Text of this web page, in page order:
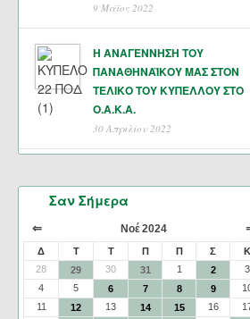
9 Μάϊος 2022
Η ΑΝΑΓΕΝΝΗΣΗ ΤΟΥ
ΠΑΝΑΘΗΝΑΪΚΟΥ ΜΑΣ ΣΤΟΝ
ΤΕΛΙΚΟ ΤΟΥ ΚΥΠΕΛΛΟΥ ΣΤΟ
Ο.Α.Κ.Α.
30 Απριλίου 2022
Σαν Σήμερα
⇐ Νοέ 2024
Δ Τ Τ Π Π Σ
Κ
28
29 30 31 1 2
3
4
5 6 7 8 9
11
12 13 14 15 16